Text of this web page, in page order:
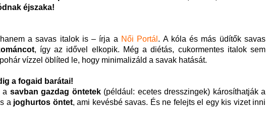
dnak éjszaka!
a savas italok is – írja a Női Portál . A kóla és más üdítők savas
ncot, így az idővel elkopik. Még a diétás, cukormentes italok sem
vízzel öblíted le, hogy minimalizáld a savak hatását.
a fogaid barátai!
a savban gazdag öntetek(például: ecetes dresszingek) károsíthatják a
a joghurtos öntet, ami kevésbé savas. És ne felejts el egy kis vizet inni